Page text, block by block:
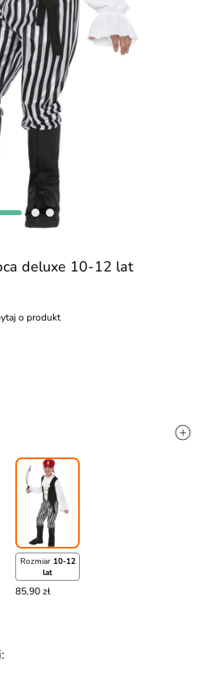
deluxe 10-12 lat
o produkt
Rozmiar 10-12
lat
85,90 zł